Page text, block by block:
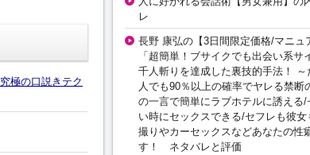
極の口説きテク
レ
長野 康弘の【3日間限定価格/マニュ
「超簡単！ブサイクでも出会い系サ
千人斬りを達成した裏技的手法！ ～
人でも90％以上の確率でヤレる禁断
の一言で簡単にラブホテルに誘える/
い時にセックスできる/セフレも彼女
撮りやカーセックスなどあなたの性
す！ ネタバレと評価